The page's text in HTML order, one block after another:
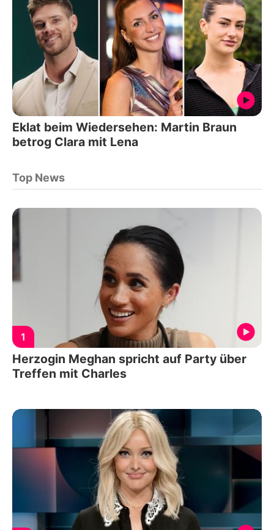
Eklat beim Wiedersehen: Martin Braun
betrog Clara mit Lena
Top News
1
Herzogin Meghan spricht auf Party über
Treffen mit Charles